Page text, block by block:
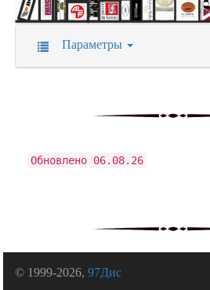
Параметры
Обновлено 06.08.26
© 1999-2026,97Дис